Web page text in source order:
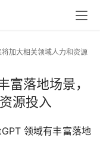
加大相关领域人力和资源
富落地场景，
源投入
领域有丰富落地